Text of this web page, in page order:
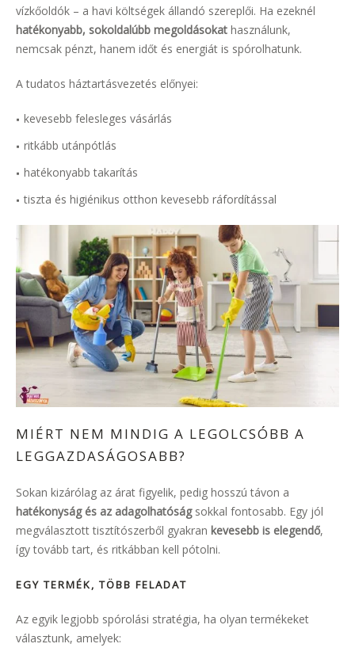
vízkőoldók – a havi költségek állandó szereplői. Ha ezeknél
hatékonyabb, sokoldalúbb megoldásokat használunk,
nemcsak pénzt, hanem időt és energiát is spórolhatunk.
A tudatos háztartásvezetés előnyei:
kevesebb felesleges vásárlás
ritkább utánpótlás
hatékonyabb takarítás
tiszta és higiénikus otthon kevesebb ráfordítással
MIÉRT NEM MINDIG A LEGOLCSÓBB A
LEGGAZDASÁGOSABB?
Sokan kizárólag az árat figyelik, pedig hosszú távon a
hatékonyság és az adagolhatóságsokkal fontosabb. Egy jól
megválasztott tisztítószerből gyakran kevesebb is elegendő,
így tovább tart, és ritkábban kell pótolni.
EGY TERMÉK, TÖBB FELADAT
Az egyik legjobb spórolási stratégia, ha olyan termékeket
választunk, amelyek: